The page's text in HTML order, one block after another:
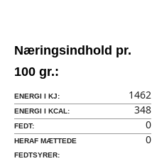
Næringsindhold pr.
100 gr.:
ENERGI I KJ: 1462
ENERGI I KCAL: 348
FEDT: 0
HERAF MÆTTEDE
FEDTSYRER:
0